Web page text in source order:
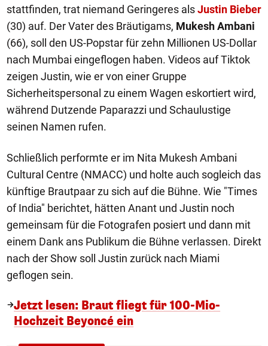
stattfinden, trat niemand Geringeres alsJustin Bieber
(30) auf. Der Vater des Bräutigams, Mukesh Ambani
(66), soll den US-Popstar für zehn Millionen US-Dollar
nach Mumbai eingeflogen haben. Videos auf Tiktok
zeigen Justin, wie er von einer Gruppe
Sicherheitspersonal zu einem Wagen eskortiert wird,
während Dutzende Paparazzi und Schaulustige
seinen Namen rufen.
Schließlich performte er im Nita Mukesh Ambani
Cultural Centre (NMACC) und holte auch sogleich das
künftige Brautpaar zu sich auf die Bühne. Wie "Times
of India" berichtet, hätten Anant und Justin noch
gemeinsam für die Fotografen posiert und dann mit
einem Dank ans Publikum die Bühne verlassen. Direkt
nach der Show soll Justin zurück nach Miami
geflogen sein.
Jetzt lesen: Braut fliegt für 100-Mio-
Hochzeit Beyoncé ein